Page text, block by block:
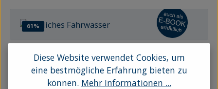
61%
Tödliches Fahrwasser
Nach einem umjubelten abendlichen Konzert wird die
Diese Website verwendet Cookies, um
eine bestmögliche Erfahrung bieten zu
können. Mehr Informationen ...